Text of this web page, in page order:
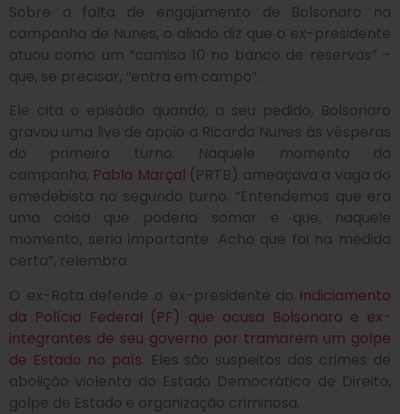
Sobre a falta de engajamento de Bolsonaro na
campanha de Nunes, o aliado diz que o ex-presidente
atuou como um “camisa 10 no banco de reservas” –
que, se precisar, “entra em campo”.
Ele cita o episódio quando, a seu pedido, Bolsonaro
gravou uma live de apoio a Ricardo Nunes às vésperas
do primeiro turno. Naquele momento da
campanha, Pablo Marçal (PRTB) ameaçava a vaga do
emedebista no segundo turno. “Entendemos que era
uma coisa que poderia somar e que, naquele
momento, seria importante. Acho que foi na medida
certa”, relembra.
O ex-Rota defende o ex-presidente do indiciamento
da Polícia Federal (PF) que acusa Bolsonaro e ex-
integrantes de seu governo por tramarem um golpe
de Estado no país. Eles são suspeitos dos crimes de
abolição violenta do Estado Democrático de Direito,
golpe de Estado e organização criminosa.